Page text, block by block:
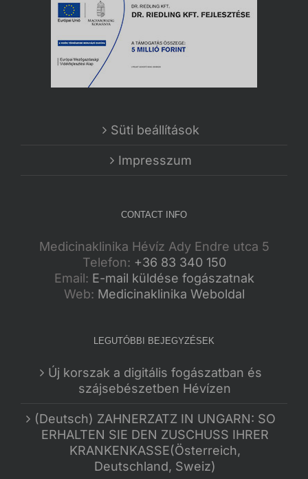
Süti beállítások
Impresszum
CONTACT INFO
Medicinaklinika Hévíz Ady Endre utca 5
Telefon: +36 83 340 150
Email: E-mail küldése fogászatnak
Web: Medicinaklinika Weboldal
LEGUTÓBBI BEJEGYZÉSEK
Új korszak a digitális fogászatban és
szájsebészetben Hévízen
(Deutsch) ZAHNERZATZ IN UNGARN: SO
ERHALTEN SIE DEN ZUSCHUSS IHRER
KRANKENKASSE(Österreich,
Deutschland, Sweiz)